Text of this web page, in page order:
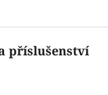
příslušenství